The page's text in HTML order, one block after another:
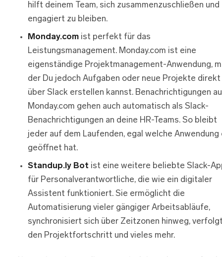
hilft deinem Team, sich zusammenzuschließen und
engagiert zu bleiben.
Monday.com ist perfekt für das
Leistungsmanagement. Monday.com ist eine
eigenständige Projektmanagement-Anwendung,
der Du jedoch Aufgaben oder neue Projekte direkt
über Slack erstellen kannst. Benachrichtigungen
Monday.com gehen auch automatisch als Slack-
Benachrichtigungen an deine HR-Teams. So bleibt
jeder auf dem Laufenden, egal welche Anwendung
geöffnet hat.
Standup.ly Bot ist eine weitere beliebte Slack-
für Personalverantwortliche, die wie ein digitaler
Assistent funktioniert. Sie ermöglicht die
Automatisierung vieler gängiger Arbeitsabläufe,
synchronisiert sich über Zeitzonen hinweg,
den Projektfortschritt und vieles mehr.